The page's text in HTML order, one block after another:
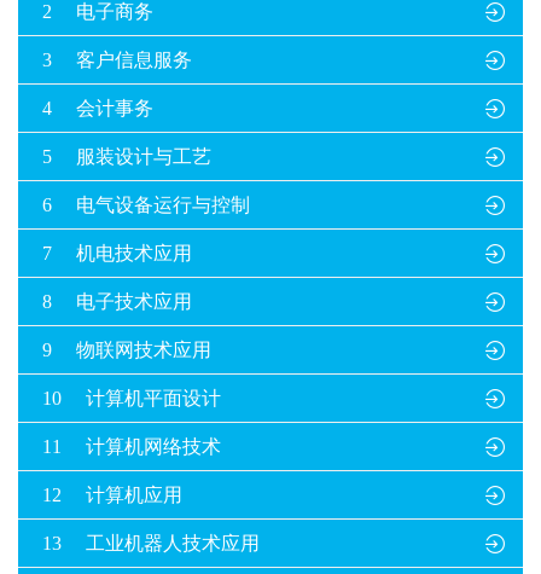

2 电子商务

3 客户信息服务

4 会计事务

5 服装设计与工艺

6 电气设备运行与控制

7 机电技术应用

8 电子技术应用

9 物联网技术应用

10 计算机平面设计

11 计算机网络技术

12 计算机应用

13 工业机器人技术应用